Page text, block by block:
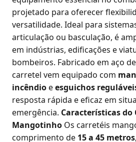
projetado para oferecer
versatilidade. Ideal para
articulação ou basculação, é
em indústrias, edificações e
bombeiros. Fabricado em aço
carretel vem equipado com
incêndioeesguichos
resposta rápida e eficaz em
emergência. Características do
Mangotinho Os carretéis
comprimento de 15 a 45 metros